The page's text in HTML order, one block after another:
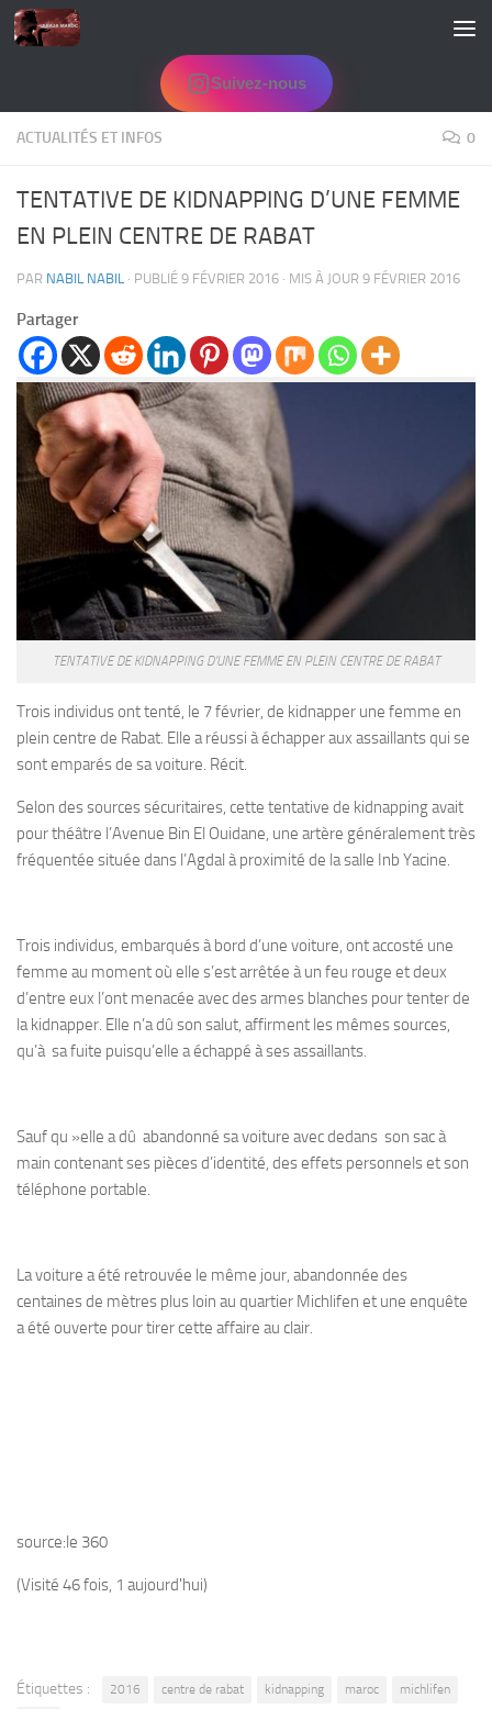
Skip to content
Suivez-nous
ACTUALITÉS ET INFOS 0
TENTATIVE DE KIDNAPPING D’UNE FEMME
EN PLEIN CENTRE DE RABAT
PAR NABIL NABIL · PUBLIÉ 9 FÉVRIER 2016 · MIS À JOUR 9 FÉVRIER 2016
Partager
TENTATIVE DE KIDNAPPING D’UNE FEMME EN PLEIN CENTRE DE RABAT
Trois individus ont tenté, le 7 février, de kidnapper une femme en
plein centre de Rabat. Elle a réussi à échapper aux assaillants qui se
sont emparés de sa voiture. Récit.
Selon des sources sécuritaires, cette tentative de kidnapping avait
pour théâtre l’Avenue Bin El Ouidane, une artère généralement très
fréquentée située dans l’Agdal à proximité de la salle Inb Yacine.
Trois individus, embarqués à bord d’une voiture, ont accosté une
femme au moment où elle s’est arrêtée à un feu rouge et deux
d’entre eux l’ont menacée avec des armes blanches pour tenter de
la kidnapper. Elle n’a dû son salut, affirment les mêmes sources,
qu’à sa fuite puisqu’elle a échappé à ses assaillants.
Sauf qu »elle a dû abandonné sa voiture avec dedans son sac à
main contenant ses pièces d’identité, des effets personnels et son
téléphone portable.
La voiture a été retrouvée le même jour, abandonnée des
centaines de mètres plus loin au quartier Michlifen et une enquête
a été ouverte pour tirer cette affaire au clair.
source:le 360
(Visité 46 fois, 1 aujourd'hui)
Étiquettes : 2016 centre de rabat kidnapping maroc
michlifen